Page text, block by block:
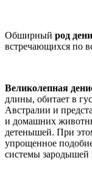
Обширный род
встречающихся по
Великолепная
длины, обитает в
Австралии и
и домашних
детенышей. При
упрощенное
системы зародышей